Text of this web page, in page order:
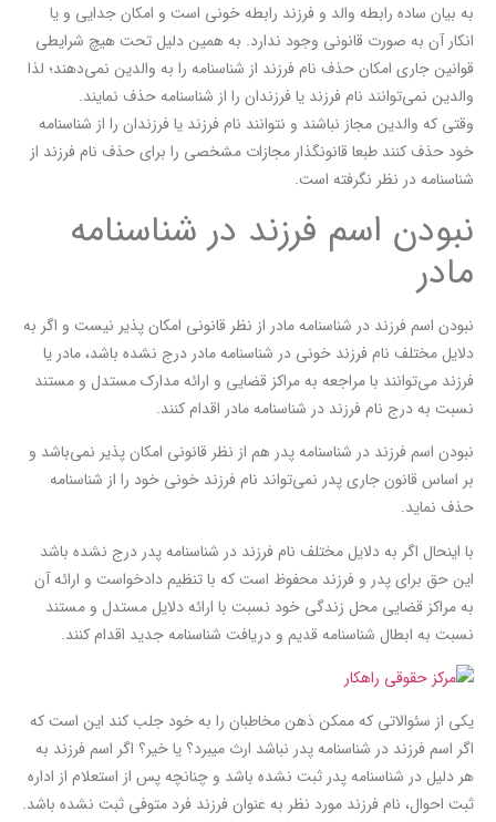
به بیان ساده رابطه والد و فرزند رابطه خونی است و امکان جدایی و یا
انکار آن به صورت قانونی وجود ندارد. به همین دلیل تحت هیچ شرایطی
قوانین جاری امکان حذف نام فرزند از شناسنامه را به والدین نمی‌دهند؛ لذا
والدین نمی‌توانند نام فرزند یا فرزندان را از شناسنامه حذف نمایند.
وقتی که والدین مجاز نباشند و نتوانند نام فرزند یا فرزندان را از شناسنامه
خود حذف کنند طبعا قانونگذار مجازات مشخصی را برای حذف نام فرزند از
شناسنامه در نظر نگرفته است.
نبودن اسم فرزند در شناسنامه
مادر
نبودن اسم فرزند در شناسنامه مادر از نظر قانونی امکان پذیر نیست و اگر به
دلایل مختلف نام فرزند خونی در شناسنامه مادر درج نشده باشد، مادر یا
فرزند می‌توانند با مراجعه به مراکز قضایی و ارائه مدارک مستدل و مستند
نسبت به درج نام فرزند در شناسنامه مادر اقدام کنند.
نبودن اسم فرزند در شناسنامه پدر هم از نظر قانونی امکان پذیر نمی‌باشد و
بر اساس قانون جاری پدر نمی‌تواند نام فرزند خونی خود را از شناسنامه
حذف نماید.
با اینحال اگر به دلایل مختلف نام فرزند در شناسنامه پدر درج نشده باشد
این حق برای پدر و فرزند محفوظ است که با تنظیم دادخواست و ارائه آن
به مراکز قضایی محل زندگی خود نسبت با ارائه دلایل مستدل و مستند
نسبت به ابطال شناسنامه قدیم و دریافت شناسنامه جدید اقدام کنند.
یکی از سئوالاتی که ممکن ذهن مخاطبان را به خود جلب کند این است که
اگر اسم فرزند در شناسنامه پدر نباشد ارث میبرد؟ یا خیر؟ اگر اسم فرزند به
هر دلیل در شناسنامه پدر ثبت نشده باشد و چنانچه پس از استعلام از اداره
ثبت احوال، نام فرزند مورد نظر به عنوان فرزند فرد متوفی ثبت نشده باشد.